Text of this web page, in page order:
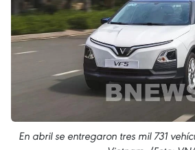
En abril se entregaron tres mil 731